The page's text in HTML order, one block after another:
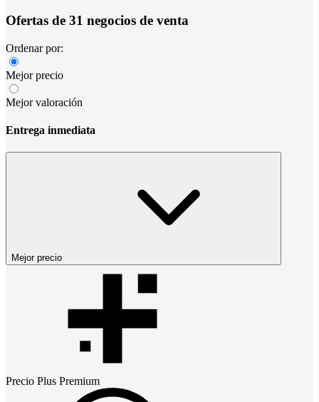
Ofertas de 31 negocios de venta
Ordenar por:
Mejor precio
Mejor valoración
Entrega inmediata
Mejor precio
Precio Plus Premium